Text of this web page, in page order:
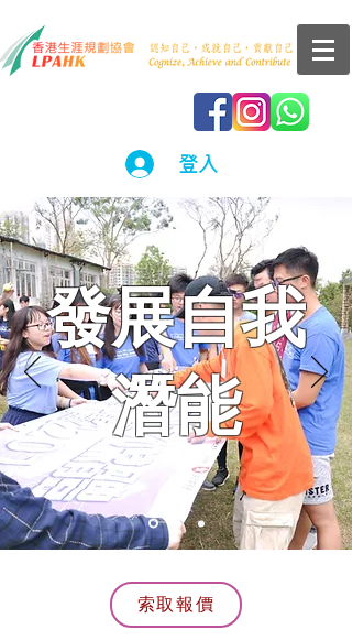
登入
​發展自我
潛能
索取報價